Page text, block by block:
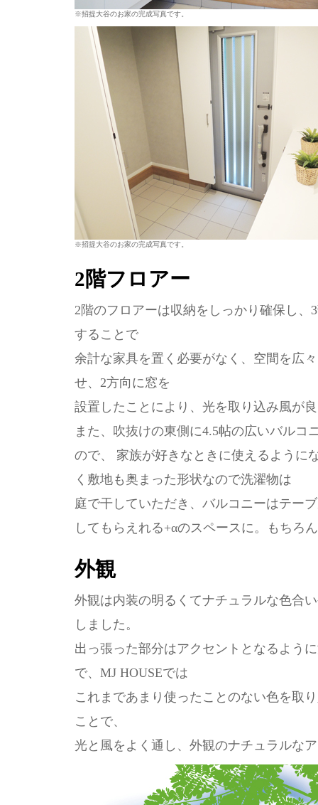
※招提大谷のお家の完成写真です。
※招提大谷のお家の完成写真です。
2階フロアー
2階のフロアーは収納をしっかり確保し
することで
余計な家具を置く必要がなく、空間を広
せ、2方向に窓を
設置したことにより、光を取り込み風が
また、吹抜けの東側に4.5帖の広いバル
ので、 家族が好きなときに使えるように
く敷地も奥まった形状なので洗濯物は
庭で干していただき、バルコニーはテー
してもらえれる+αのスペースに。もちろ
外観
外観は内装の明るくてナチュラルな色合
しました。
出っ張った部分はアクセントとなるよう
で、MJ HOUSEでは
これまであまり使ったことのない色を取
ことで、
光と風をよく通し、外観のナチュラルな